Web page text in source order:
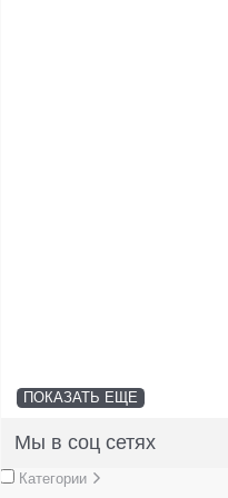
ПОКАЗАТЬ ЕЩЕ
Мы в соц сетях
Категории